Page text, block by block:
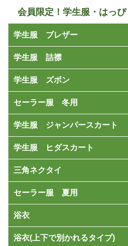
会員限定！学生服・はっ
学生服 ブレザー
学生服 詰襟
学生服 ズボン
セーラー服 冬用
学生服 ジャンパースカート
学生服 ヒダスカート
三角ネクタイ
セーラー服 夏用
浴衣
浴衣(上下で別かれるタイプ)